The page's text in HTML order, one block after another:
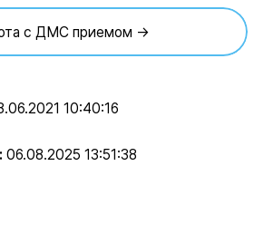
с ДМС приемом →
10:40:16
06.08.2025 13:51:38